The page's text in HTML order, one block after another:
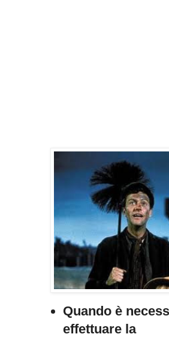
Quando è
effettuare la